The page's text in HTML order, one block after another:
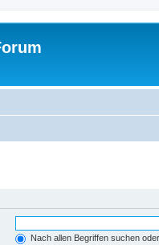
Nach allen Begriffen suchen